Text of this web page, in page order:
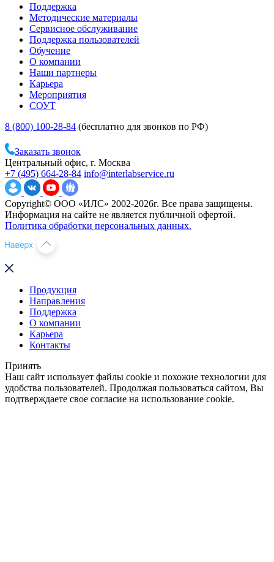
Поддержка
Методические материалы
Сервисное обслуживание
Поддержка пользователей
Обучение
О компании
Наши партнеры
Карьера
Мероприятия
СОУТ
8 (800) 100-28-84 (бесплатно для звонков по РФ)
Заказать звонок
Центральный офис, г. Москва
+7 (495) 664-28-84 info@interlabservice.ru
Copyright© ООО «ИЛС» 2002-2026г. Все права защищены.
Информация на сайте не является публичной офертой.
Политика обработки персональных данных.
Продукция
Направления
Поддержка
О компании
Карьера
Контакты
Принять
Наш сайт использует файлы cookie и похожие технологии для
удобства пользователей. Продолжая пользоваться сайтом, Вы
подтверждаете свое согласие на использование cookie.